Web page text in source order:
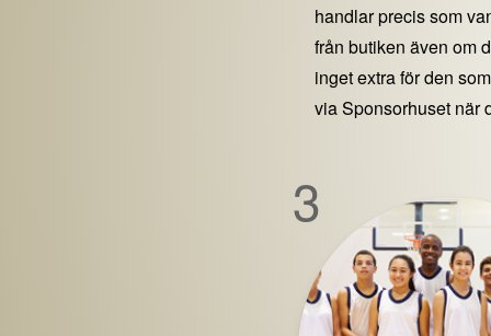
handlar precis som
från butiken även om
inget extra för den
via Sponsorhuset när
3